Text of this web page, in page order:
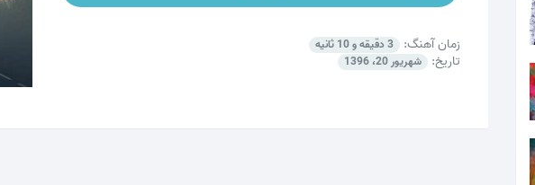
زمان آهنگ: 3 دقیقه و 10 ثانیه
تاریخ: شهریور 20، 1396